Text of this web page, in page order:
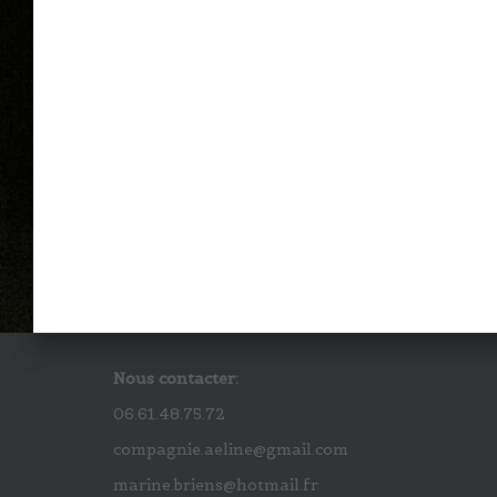
Nous contacter:
06.61.48.75.72
compagnie.aeline@gmail.com
marine.briens@hotmail.fr